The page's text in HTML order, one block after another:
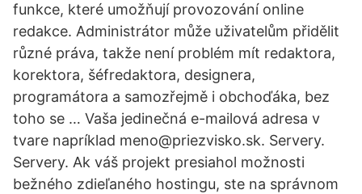
funkce, které umožňují provozování online
redakce. Administrátor může uživatelům přidělit
různé práva, takže není problém mít redaktora,
korektora, šéfredaktora, designera,
programátora a samozřejmě i obchoďáka, bez
toho se … Vaša jedinečná e-mailová adresa v
tvare napríklad meno@priezvisko.sk. Servery.
Servery. Ak váš projekt presiahol možnosti
bežného zdieľaného hostingu, ste na správnom